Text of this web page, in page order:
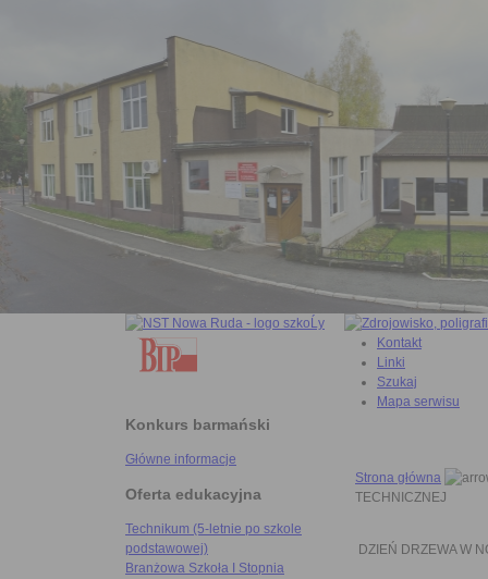
Konkurs barmański
Główne informacje
Oferta edukacyjna
Technikum (5-letnie po szkole
podstawowej)
Branżowa Szkoła I Stopnia
Kontakt
Linki
Szukaj
Mapa serwisu
Strona główna
TECHNICZNEJ
DZIEŃ DRZEWA W